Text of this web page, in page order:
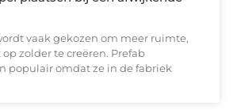
vaak gekozen om meer ruimte,
zolder te creëren. Prefab
populair omdat ze in de fabriek